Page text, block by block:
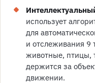
использует
для
и отслеживания 9
животные, птицы,
держится за
движении.